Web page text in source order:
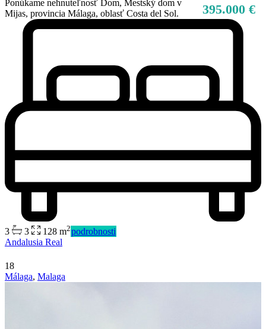
395.000 €
Ponúkame nehnuteľnosť Dom, Mestský dom v
Mijas, provincia Málaga, oblasť Costa del Sol.
3 3 128 m2podrobnosti
Andalusia Real
18
Málaga, Malaga